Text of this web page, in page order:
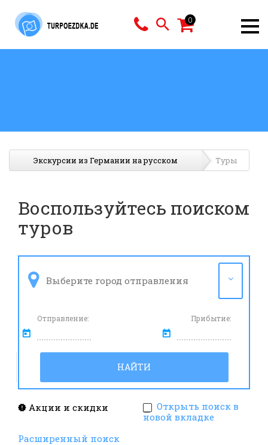
0
Экскурсии из Германии на русском Туры
Воспользуйтесь поиском
туров
Отправление: Прибытие:
НАЙТИ
Акции и скидки
Открыть поиск в
новой вкладке
Расширенный поиск